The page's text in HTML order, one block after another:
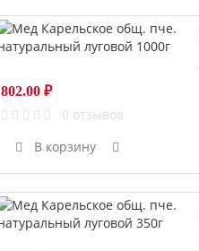
802.00 ₽
0 отзывов
В корзину